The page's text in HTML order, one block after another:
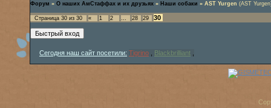
Форум » О наших АмСтаффах и их друзьях » Наши собаки » AST Yurgen (AST
Страница 30 из 30 « 1 2 … 28 29 30
Сегодня наш сайт посетили: Tigrino Blackbrilliant